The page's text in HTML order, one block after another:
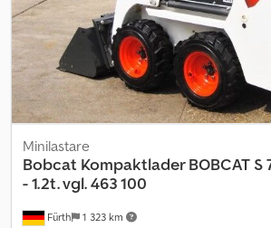
lagstadgad moms. ∗∗∗ FINANSIERING
TILL FÖRMÅNLIGA PRISER (VÄRLDEN ÖVER) /
BETALAS ENDAST NETTOPRISET (!) ∗∗∗ ©
Srioqtjk
Fürth 1 323 km
Minilastare
Bobcat Kompaktlader BOBCAT S
- 1.2t. vgl. 463 100